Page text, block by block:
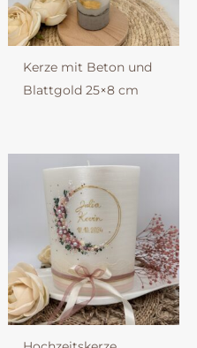
Kerze mit Beton und
Blattgold 25×8 cm